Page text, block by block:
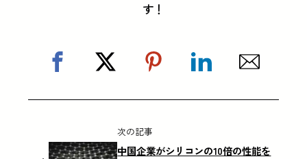
す！
次の記事
中国企業がシリコンの10倍の性能を